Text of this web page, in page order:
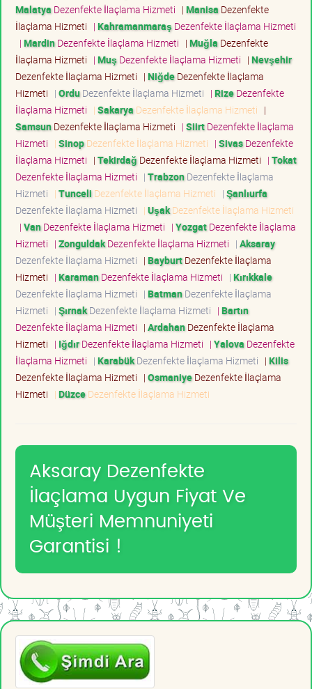
Malatya Dezenfekte İlaçlama Hizmeti | Manisa Dezenfekte
İlaçlama Hizmeti | Kahramanmaraş Dezenfekte İlaçlama Hizmeti
| MardinDezenfekte İlaçlama Hizmeti | Muğla Dezenfekte
İlaçlama Hizmeti | Muş Dezenfekte İlaçlama Hizmeti | Nevşehir
Dezenfekte İlaçlama Hizmeti | NiğdeDezenfekte İlaçlama
Hizmeti | OrduDezenfekte İlaçlama Hizmeti | RizeDezenfekte
İlaçlama Hizmeti | Sakarya Dezenfekte İlaçlama Hizmeti |
SamsunDezenfekte İlaçlama Hizmeti | SiirtDezenfekte İlaçlama
Hizmeti | SinopDezenfekte İlaçlama Hizmeti | SivasDezenfekte
İlaçlama Hizmeti | Tekirdağ Dezenfekte İlaçlama Hizmeti | Tokat
Dezenfekte İlaçlama Hizmeti | TrabzonDezenfekte İlaçlama
Hizmeti | Tunceli Dezenfekte İlaçlama Hizmeti | Şanlıurfa
Dezenfekte İlaçlama Hizmeti | UşakDezenfekte İlaçlama Hizmeti
| VanDezenfekte İlaçlama Hizmeti | YozgatDezenfekte İlaçlama
Hizmeti | ZonguldakDezenfekte İlaçlama Hizmeti | Aksaray
Dezenfekte İlaçlama Hizmeti | BayburtDezenfekte İlaçlama
Hizmeti | KaramanDezenfekte İlaçlama Hizmeti | Kırıkkale
Dezenfekte İlaçlama Hizmeti | BatmanDezenfekte İlaçlama
Hizmeti | ŞırnakDezenfekte İlaçlama Hizmeti | Bartın
Dezenfekte İlaçlama Hizmeti | ArdahanDezenfekte İlaçlama
Hizmeti | IğdırDezenfekte İlaçlama Hizmeti | Yalova Dezenfekte
İlaçlama Hizmeti | KarabükDezenfekte İlaçlama Hizmeti | Kilis
Dezenfekte İlaçlama Hizmeti | OsmaniyeDezenfekte İlaçlama
Hizmeti | DüzceDezenfekte İlaçlama Hizmeti
Aksaray Dezenfekte
İlaçlama Uygun Fiyat Ve
Müşteri Memnuniyeti
Garantisi !